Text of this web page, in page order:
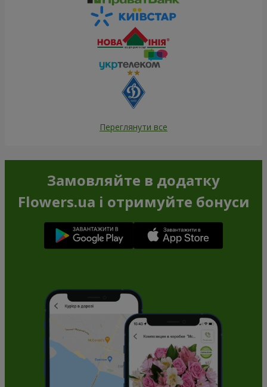
Переглянути все
Замовляйте в додатку
Flowers.ua і отримуйте бонуси